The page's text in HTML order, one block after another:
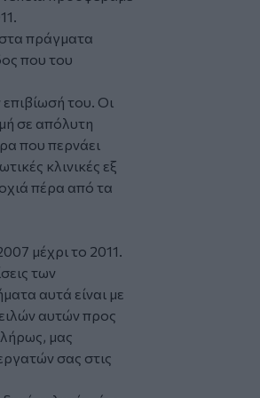
πράγματα
που του
του. Οι
σε απόλυτη
που περνάει
κλινικές εξ
πέρα από τα
μέχρι το 2011.
των
αυτά είναι με
αυτών προς
μας
σας στις